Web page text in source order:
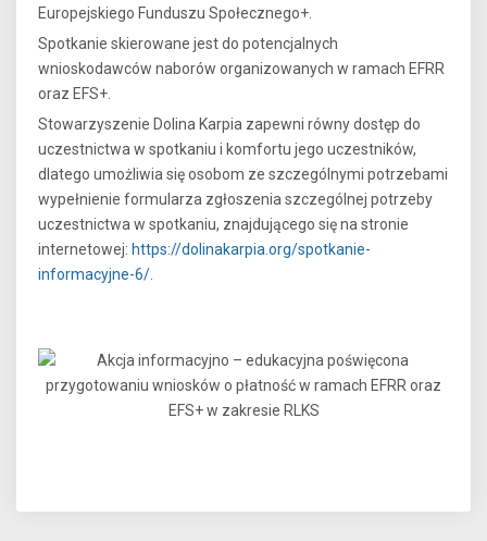
Europejskiego Funduszu Społecznego+.
Spotkanie skierowane jest do potencjalnych
wnioskodawców naborów organizowanych w ramach EFRR
oraz EFS+.
Stowarzyszenie Dolina Karpia zapewni równy dostęp do
uczestnictwa w spotkaniu i komfortu jego uczestników,
dlatego umożliwia się osobom ze szczególnymi potrzebami
wypełnienie formularza zgłoszenia szczególnej potrzeby
uczestnictwa w spotkaniu, znajdującego się na stronie
internetowej: https://dolinakarpia.org/spotkanie-
informacyjne-6/